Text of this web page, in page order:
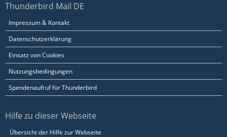
Thunderbird Mail DE
Impressum & Kontakt
Datenschutzerklärung
Einsatz von Cookies
Nutzungsbedingungen
Spendenaufruf für Thunderbird
Hilfe zu dieser Webseite
Übersicht der Hilfe zur Webseite